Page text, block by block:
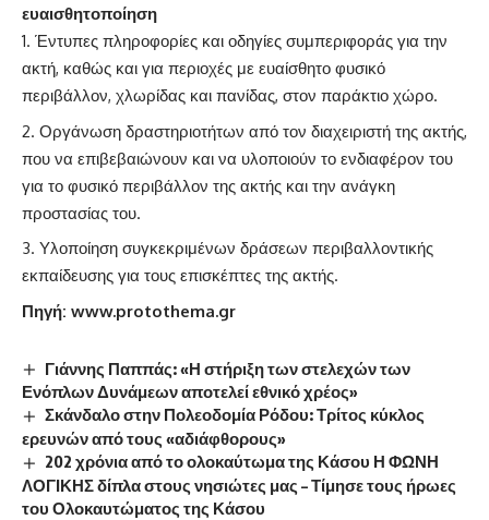
ευαισθητοποίηση
Έντυπες πληροφορίες και οδηγίες συμπεριφοράς για την
ακτή, καθώς και για περιοχές με ευαίσθητο φυσικό
περιβάλλον, χλωρίδας και πανίδας, στον παράκτιο χώρο.
Οργάνωση δραστηριοτήτων από τον διαχειριστή της ακτής,
που να επιβεβαιώνουν και να υλοποιούν το ενδιαφέρον του
για το φυσικό περιβάλλον της ακτής και την ανάγκη
προστασίας του.
Υλοποίηση συγκεκριμένων δράσεων περιβαλλοντικής
εκπαίδευσης για τους επισκέπτες της ακτής.
Πηγή: www.protothema.gr
Γιάννης Παππάς: «Η στήριξη των στελεχών των
Ενόπλων Δυνάμεων αποτελεί εθνικό χρέος»
Σκάνδαλο στην Πολεοδομία Ρόδου: Τρίτος κύκλος
ερευνών από τους «αδιάφθορους»
202 χρόνια από το ολοκαύτωμα της Κάσου Η ΦΩΝΗ
ΛΟΓΙΚΗΣ δίπλα στους νησιώτες μας – Τίμησε τους ήρωες
του Ολοκαυτώματος της Κάσου